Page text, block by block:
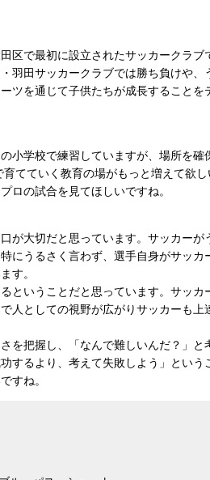
区で最初に設立されたサッカークラブ
羽田サッカークラブでは勝ち負けや、
ツを通じて子供たちが成長することを
小学校で練習していますが、場所を確
てていく教育の場がもっと増えて欲し
ロの試合を見てほしいですね。
が大切だと思っています。サッカーが
にうるさく言わず、選手自身がサッカ
す。
ということだと思っています。サッカ
人としての視野が広がりサッカーも上
把握し、「なんで難しいんだ？」と
するより、考えて失敗しよう」という
すね。